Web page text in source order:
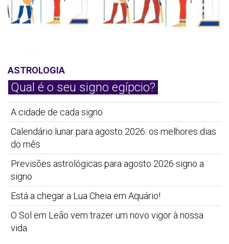
ASTROLOGIA
Qual é o seu signo egípcio?
A cidade de cada signo
Calendário lunar para agosto 2026: os melhores dias
do mês
Previsões astrológicas para agosto 2026 signo a
signo
Está a chegar a Lua Cheia em Aquário!
O Sol em Leão vem trazer um novo vigor à nossa
vida